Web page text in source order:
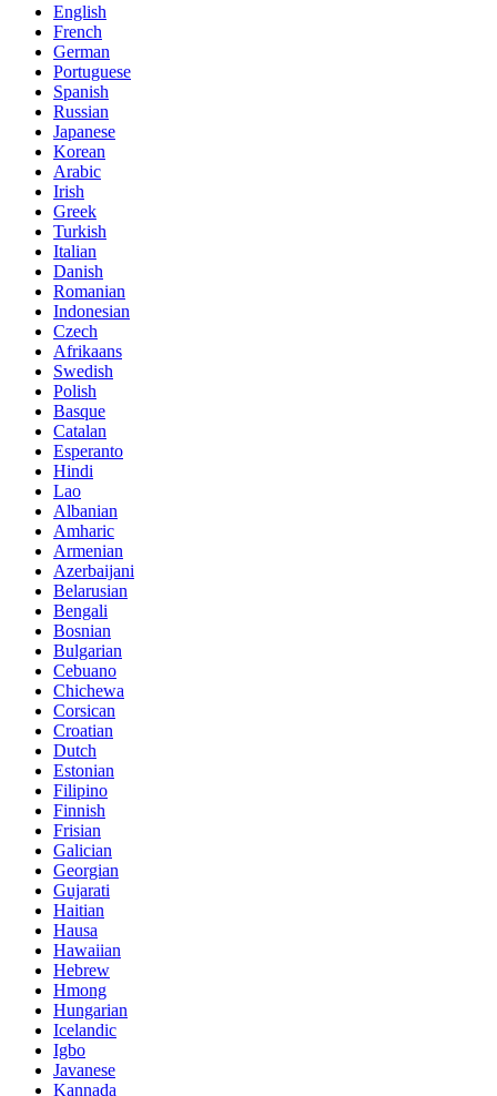
English
French
German
Portuguese
Spanish
Russian
Japanese
Korean
Arabic
Irish
Greek
Turkish
Italian
Danish
Romanian
Indonesian
Czech
Afrikaans
Swedish
Polish
Basque
Catalan
Esperanto
Hindi
Lao
Albanian
Amharic
Armenian
Azerbaijani
Belarusian
Bengali
Bosnian
Bulgarian
Cebuano
Chichewa
Corsican
Croatian
Dutch
Estonian
Filipino
Finnish
Frisian
Galician
Georgian
Gujarati
Haitian
Hausa
Hawaiian
Hebrew
Hmong
Hungarian
Icelandic
Igbo
Javanese
Kannada